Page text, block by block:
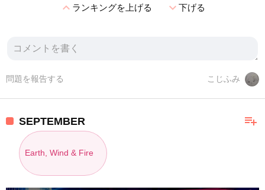
expand_lessランキングを上げる expand_more下げる
こじふみ
問題を報告する
playlist_add
SEPTEMBER
Earth, Wind & Fire